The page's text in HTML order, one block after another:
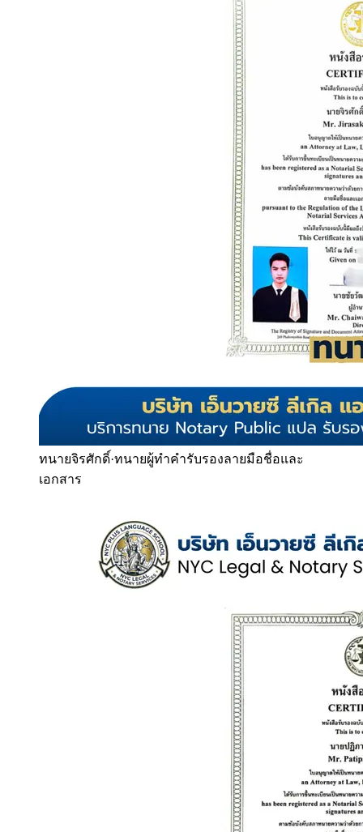
ทนายจิรศักดิ์·ทนายผู้ทำคำรับรองลายมือชื่อและ
เอกสาร